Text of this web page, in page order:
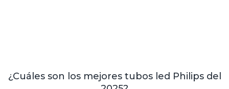
¿Cuáles son los mejores tubos led Philips del